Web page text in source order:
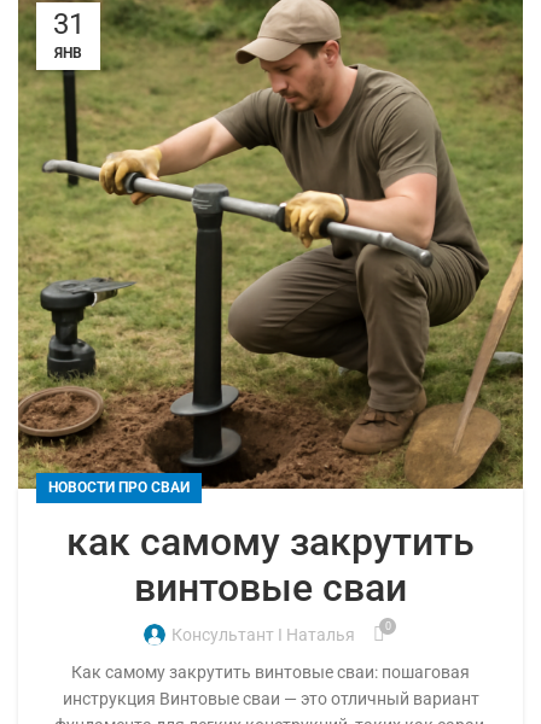
31
ЯНВ
НОВОСТИ ПРО СВАИ
как самому закрутить
винтовые сваи
Консультант I Наталья 0
Как самому закрутить винтовые сваи: пошаговая
инструкция Винтовые сваи — это отличный вариант